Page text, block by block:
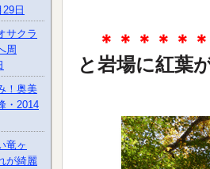
日
サクラ
周
！奥美
・2014
竜ヶ
が綺麗
＊＊＊＊＊
と岩場に紅